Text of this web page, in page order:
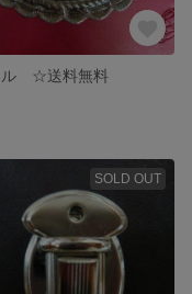
ル ☆送料無料
SOLD OUT